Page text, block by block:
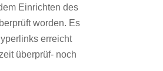
Einrichten des
worden. Es
erreicht
überprüf- noch